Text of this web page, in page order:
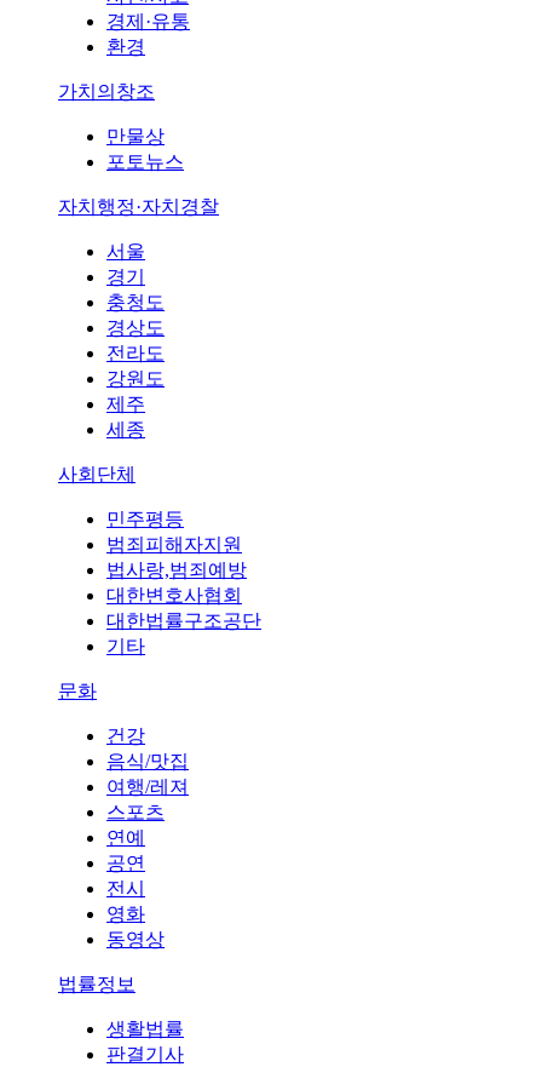
경제·유통
환경
가치의창조
만물상
포토뉴스
자치행정·자치경찰
서울
경기
충청도
경상도
전라도
강원도
제주
세종
사회단체
민주평등
범죄피해자지원
법사랑,범죄예방
대한변호사협회
대한법률구조공단
기타
문화
건강
음식/맛집
여행/레져
스포츠
연예
공연
전시
영화
동영상
법률정보
생활법률
판결기사